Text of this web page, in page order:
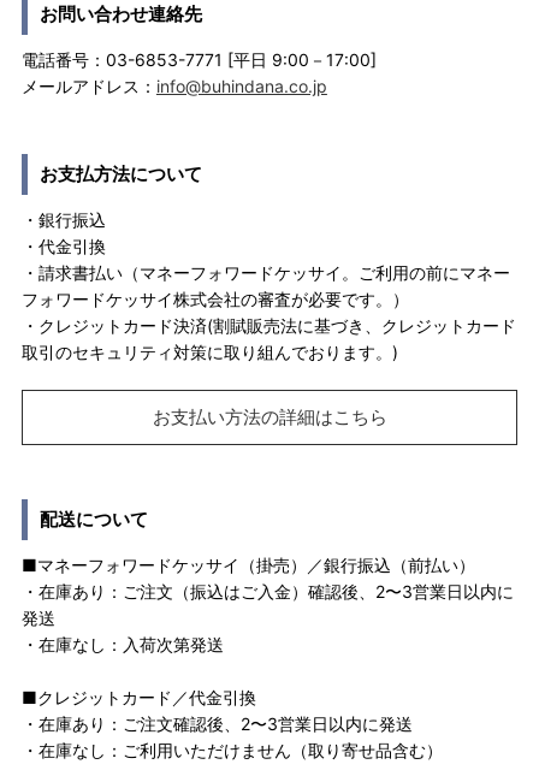
お問い合わせ連絡先
電話番号：03-6853-7771 [平日 9:00－17:00]
メールアドレス： info@buhindana.co.jp
お支払方法について
・銀行振込
・代金引換
・請求書払い（マネーフォワードケッサイ。ご利用の前にマネー
フォワードケッサイ株式会社の審査が必要です。）
・クレジットカード決済(割賦販売法に基づき、クレジットカード
取引のセキュリティ対策に取り組んでおります。)
お支払い方法の詳細はこちら
配送について
■マネーフォワードケッサイ（掛売）／銀行振込（前払い）
・在庫あり：ご注文（振込はご入金）確認後、2〜3営業日以内に
発送
・在庫なし：入荷次第発送
■クレジットカード／代金引換
・在庫あり：ご注文確認後、2〜3営業日以内に発送
・在庫なし：ご利用いただけません（取り寄せ品含む）